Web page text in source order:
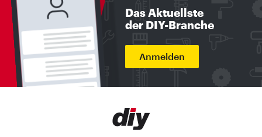
Das Aktuellste
der DIY-Branche
Anmelden